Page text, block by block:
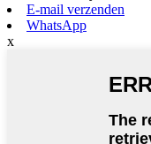
E-mail verzenden
WhatsApp
x